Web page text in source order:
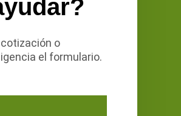
o
el formulario.